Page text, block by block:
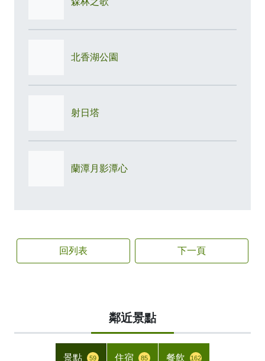
北香湖公園
射日塔
蘭潭月影潭心
回列表 下一頁
鄰近景點
景點 59 住宿 85 餐飲 162